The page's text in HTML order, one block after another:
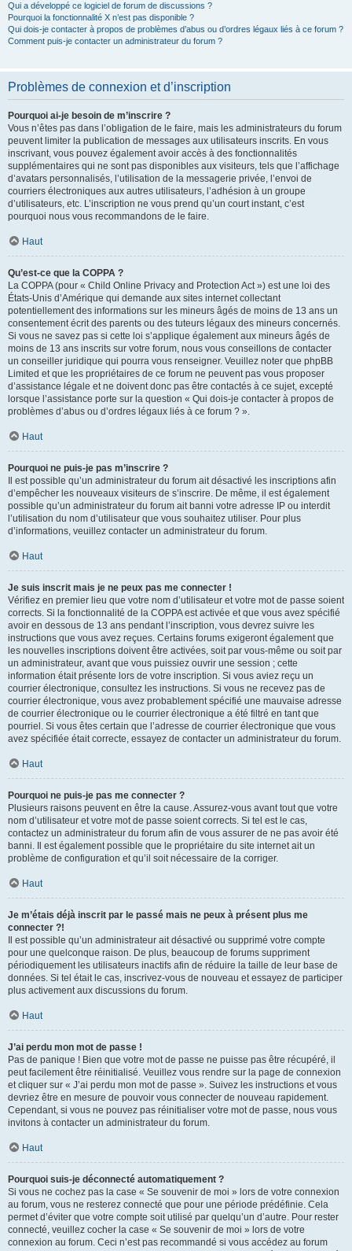
Qui a développé ce logiciel de forum de discussions ?
Pourquoi la fonctionnalité X n’est pas disponible ?
Qui dois-je contacter à propos de problèmes d’abus ou d’ordres légaux liés à ce forum ?
Comment puis-je contacter un administrateur du forum ?
Problèmes de connexion et d’inscription
Pourquoi ai-je besoin de m’inscrire ?
Vous n’êtes pas dans l’obligation de le faire, mais les administrateurs du forum
peuvent limiter la publication de messages aux utilisateurs inscrits. En vous
inscrivant, vous pouvez également avoir accès à des fonctionnalités
supplémentaires qui ne sont pas disponibles aux visiteurs, tels que l’affichage
d’avatars personnalisés, l’utilisation de la messagerie privée, l’envoi de
courriers électroniques aux autres utilisateurs, l’adhésion à un groupe
d’utilisateurs, etc. L’inscription ne vous prend qu’un court instant, c’est
pourquoi nous vous recommandons de le faire.
Haut
Qu’est-ce que la COPPA ?
La COPPA (pour « Child Online Privacy and Protection Act ») est une loi des
États-Unis d’Amérique qui demande aux sites internet collectant
potentiellement des informations sur les mineurs âgés de moins de 13 ans un
consentement écrit des parents ou des tuteurs légaux des mineurs concernés.
Si vous ne savez pas si cette loi s’applique également aux mineurs âgés de
moins de 13 ans inscrits sur votre forum, nous vous conseillons de contacter
un conseiller juridique qui pourra vous renseigner. Veuillez noter que phpBB
Limited et que les propriétaires de ce forum ne peuvent pas vous proposer
d’assistance légale et ne doivent donc pas être contactés à ce sujet, excepté
lorsque l’assistance porte sur la question « Qui dois-je contacter à propos de
problèmes d’abus ou d’ordres légaux liés à ce forum ? ».
Haut
Pourquoi ne puis-je pas m’inscrire ?
Il est possible qu’un administrateur du forum ait désactivé les inscriptions afin
d’empêcher les nouveaux visiteurs de s’inscrire. De même, il est également
possible qu’un administrateur du forum ait banni votre adresse IP ou interdit
l’utilisation du nom d’utilisateur que vous souhaitez utiliser. Pour plus
d’informations, veuillez contacter un administrateur du forum.
Haut
Je suis inscrit mais je ne peux pas me connecter !
Vérifiez en premier lieu que votre nom d’utilisateur et votre mot de passe soient
corrects. Si la fonctionnalité de la COPPA est activée et que vous avez spécifié
avoir en dessous de 13 ans pendant l’inscription, vous devrez suivre les
instructions que vous avez reçues. Certains forums exigeront également que
les nouvelles inscriptions doivent être activées, soit par vous-même ou soit par
un administrateur, avant que vous puissiez ouvrir une session ; cette
information était présente lors de votre inscription. Si vous aviez reçu un
courrier électronique, consultez les instructions. Si vous ne recevez pas de
courrier électronique, vous avez probablement spécifié une mauvaise adresse
de courrier électronique ou le courrier électronique a été filtré en tant que
pourriel. Si vous êtes certain que l’adresse de courrier électronique que vous
avez spécifiée était correcte, essayez de contacter un administrateur du forum.
Haut
Pourquoi ne puis-je pas me connecter ?
Plusieurs raisons peuvent en être la cause. Assurez-vous avant tout que votre
nom d’utilisateur et votre mot de passe soient corrects. Si tel est le cas,
contactez un administrateur du forum afin de vous assurer de ne pas avoir été
banni. Il est également possible que le propriétaire du site internet ait un
problème de configuration et qu’il soit nécessaire de la corriger.
Haut
Je m’étais déjà inscrit par le passé mais ne peux à présent plus me
connecter ?!
Il est possible qu’un administrateur ait désactivé ou supprimé votre compte
pour une quelconque raison. De plus, beaucoup de forums suppriment
périodiquement les utilisateurs inactifs afin de réduire la taille de leur base de
données. Si tel était le cas, inscrivez-vous de nouveau et essayez de participer
plus activement aux discussions du forum.
Haut
J’ai perdu mon mot de passe !
Pas de panique ! Bien que votre mot de passe ne puisse pas être récupéré, il
peut facilement être réinitialisé. Veuillez vous rendre sur la page de connexion
et cliquer sur « J’ai perdu mon mot de passe ». Suivez les instructions et vous
devriez être en mesure de pouvoir vous connecter de nouveau rapidement.
Cependant, si vous ne pouvez pas réinitialiser votre mot de passe, nous vous
invitons à contacter un administrateur du forum.
Haut
Pourquoi suis-je déconnecté automatiquement ?
Si vous ne cochez pas la case « Se souvenir de moi » lors de votre connexion
au forum, vous ne resterez connecté que pour une période prédéfinie. Cela
permet d’éviter que votre compte soit utilisé par quelqu’un d’autre. Pour rester
connecté, veuillez cocher la case « Se souvenir de moi » lors de votre
connexion au forum. Ceci n’est pas recommandé si vous accédez au forum